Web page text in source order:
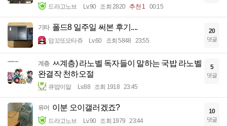
드라고노브 Lv.90 조회 2820 추천 1 00:15
기타 폴드8 일주일 써본 후기....
암꼬또모타쥬 Lv.60 조회 5848 23:55
20
댓글
계층 ㅆ계층) 라노벨 독자들이 말하는 국밥 라노벨
완결작 천하오절
큐땁이알 Lv.88 조회 1918 23:45
5
댓글
유머 이분 오이갤러겠죠?
드라고노브 Lv.90 조회 1979 23:44
10
댓글